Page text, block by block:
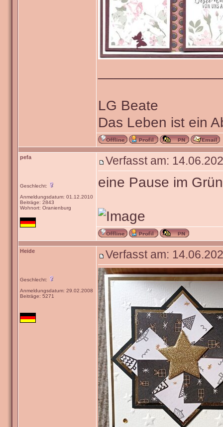
LG Beate
Das Leben ist ein
pefa
Geschlecht:
Anmeldungsdatum: 01.12.2010
Beiträge: 2843
Wohnort: Oranienburg
Verfasst am:
eine Pause im
Heide
Geschlecht:
Anmeldungsdatum: 29.02.2008
Beiträge: 5271
Verfasst am: